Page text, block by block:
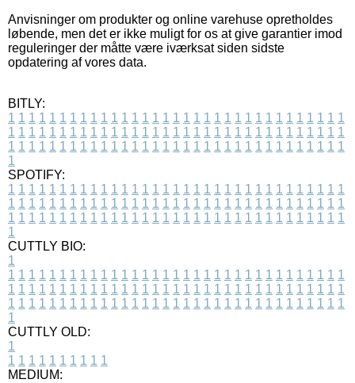
Anvisninger om produkter og online varehuse opretholdes
løbende, men det er ikke muligt for os at give garantier imod
reguleringer der måtte være iværksat siden sidste
opdatering af vores data.
BITLY:
1 1 1 1 1 1 1 1 1 1 1 1 1 1 1 1 1 1 1 1 1 1 1 1 1 1 1 1 1 1 1 1 1
1 1 1 1 1 1 1 1 1 1 1 1 1 1 1 1 1 1 1 1 1 1 1 1 1 1 1 1 1 1 1 1 1
1 1 1 1 1 1 1 1 1 1 1 1 1 1 1 1 1 1 1 1 1 1 1 1 1 1 1 1 1 1 1 1 1
1
SPOTIFY:
1 1 1 1 1 1 1 1 1 1 1 1 1 1 1 1 1 1 1 1 1 1 1 1 1 1 1 1 1 1 1 1 1
1 1 1 1 1 1 1 1 1 1 1 1 1 1 1 1 1 1 1 1 1 1 1 1 1 1 1 1 1 1 1 1 1
1 1 1 1 1 1 1 1 1 1 1 1 1 1 1 1 1 1 1 1 1 1 1 1 1 1 1 1 1 1 1 1 1
1
CUTTLY BIO:
1
1 1 1 1 1 1 1 1 1 1 1 1 1 1 1 1 1 1 1 1 1 1 1 1 1 1 1 1 1 1 1 1 1
1 1 1 1 1 1 1 1 1 1 1 1 1 1 1 1 1 1 1 1 1 1 1 1 1 1 1 1 1 1 1 1 1
1 1 1 1 1 1 1 1 1 1 1 1 1 1 1 1 1 1 1 1 1 1 1 1 1 1 1 1 1 1 1 1 1
1
CUTTLY OLD:
1
1 1 1 1 1 1 1 1 1 1
MEDIUM: